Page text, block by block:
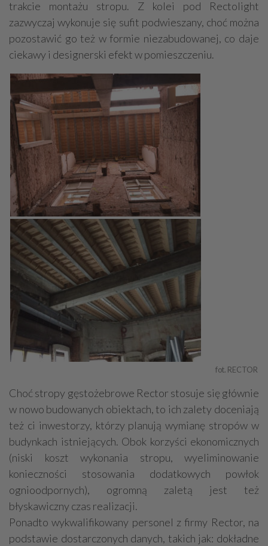
trakcie montażu stropu. Z kolei pod Rectolight
zazwyczaj wykonuje się sufit podwieszany, choć można
pozostawić go też w formie niezabudowanej, co daje
ciekawy i designerski efekt w pomieszczeniu.
fot. RECTOR
Choć stropy gęstożebrowe Rector stosuje się głównie
w nowo budowanych obiektach, to ich zalety doceniają
też ci inwestorzy, którzy planują wymianę stropów w
budynkach istniejących. Obok korzyści ekonomicznych
(niski koszt wykonania stropu, wyeliminowanie
konieczności stosowania dodatkowych powłok
ognioodpornych), ogromną zaletą jest też
błyskawiczny czas realizacji.
Ponadto wykwalifikowany personel z firmy Rector, na
podstawie dostarczonych danych, takich jak: dokładne